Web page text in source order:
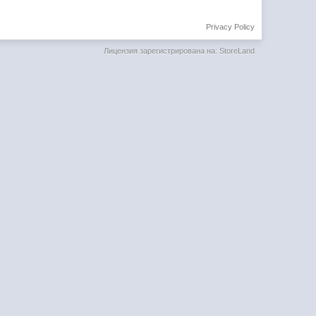
Privacy Policy
Лицензия зарегистрирована на: StoreLand